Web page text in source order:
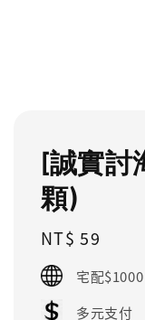
[誠實
顆)
Regular
price
NT$ 59
宅配
多元支付